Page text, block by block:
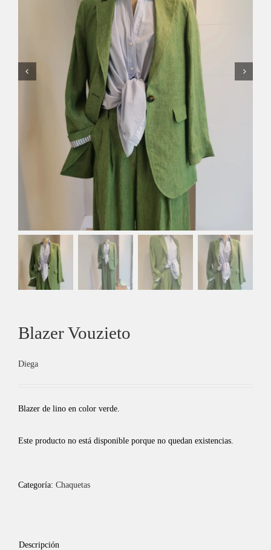
Blazer Vouzieto
Diega
Blazer de lino en color verde.
Este producto no está disponible porque no quedan existencias.
Categoría: Chaquetas
Descripción